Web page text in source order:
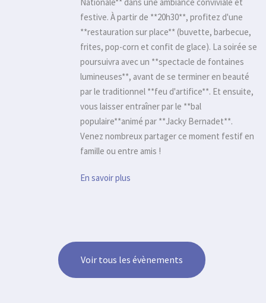
Nationale** dans une ambiance conviviale et
festive. À partir de **20h30**, profitez d'une
**restauration sur place** (buvette, barbecue,
frites, pop-corn et confit de glace). La soirée se
poursuivra avec un **spectacle de fontaines
lumineuses**, avant de se terminer en beauté
par le traditionnel **feu d'artifice**. Et ensuite,
vous laisser entraîner par le **bal
populaire**animé par **Jacky Bernadet**.
Venez nombreux partager ce moment festif en
famille ou entre amis !
En savoir plus
Voir tous les évènements